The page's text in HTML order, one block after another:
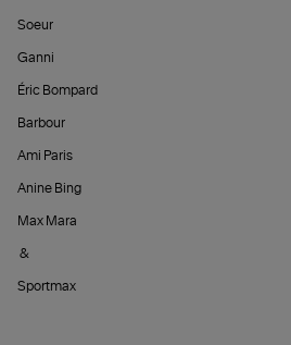
Soeur
Ganni
Éric Bompard
Barbour
Ami Paris
Anine Bing
Max Mara
&
Sportmax